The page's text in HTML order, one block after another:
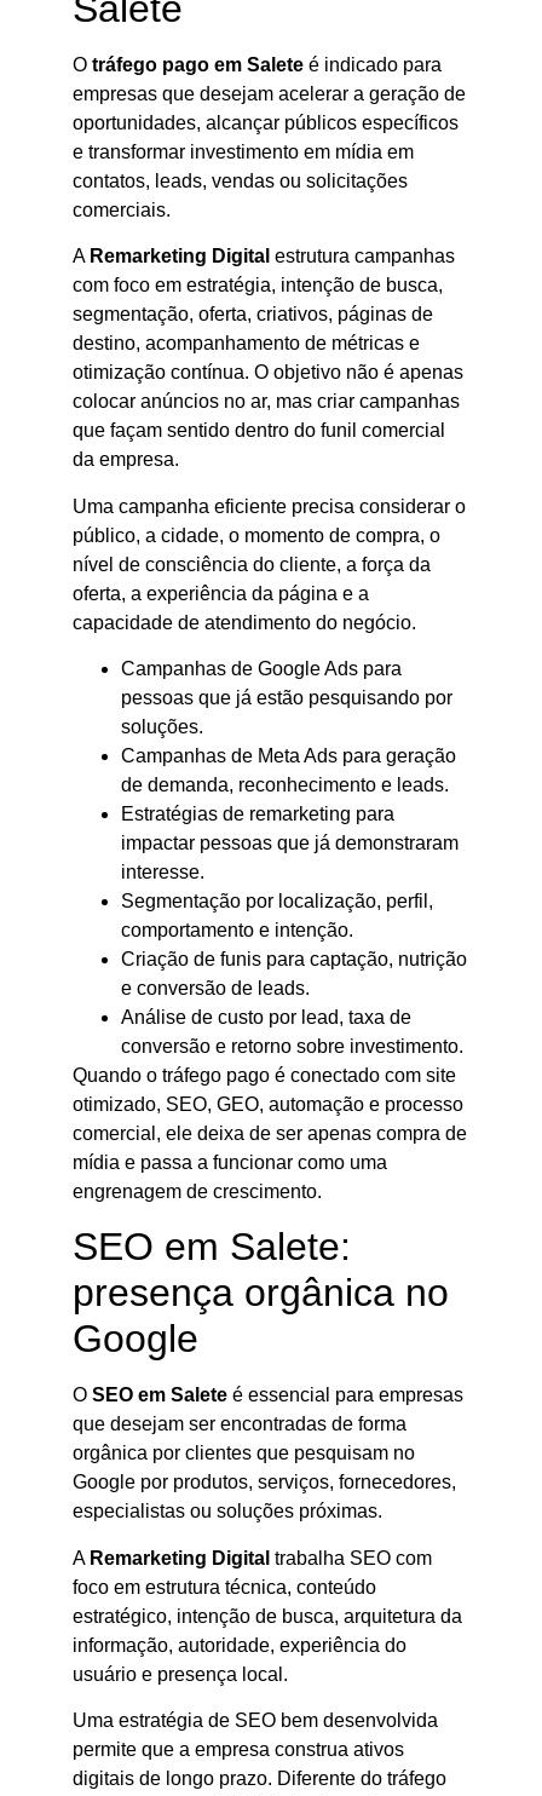
O tráfego pago em Salete é indicado para
empresas que desejam acelerar a geração de
oportunidades, alcançar públicos específicos
e transformar investimento em mídia em
contatos, leads, vendas ou solicitações
comerciais.
A Remarketing Digital estrutura campanhas
com foco em estratégia, intenção de busca,
segmentação, oferta, criativos, páginas de
destino, acompanhamento de métricas e
otimização contínua. O objetivo não é apenas
colocar anúncios no ar, mas criar campanhas
que façam sentido dentro do funil comercial
da empresa.
Uma campanha eficiente precisa considerar o
público, a cidade, o momento de compra, o
nível de consciência do cliente, a força da
oferta, a experiência da página e a
capacidade de atendimento do negócio.
Campanhas de Google Ads para
pessoas que já estão pesquisando por
soluções.
Campanhas de Meta Ads para geração
de demanda, reconhecimento e leads.
Estratégias de remarketing para
impactar pessoas que já demonstraram
interesse.
Segmentação por localização, perfil,
comportamento e intenção.
Criação de funis para captação, nutrição
e conversão de leads.
Análise de custo por lead, taxa de
conversão e retorno sobre investimento.
Quando o tráfego pago é conectado com site
otimizado, SEO, GEO, automação e processo
comercial, ele deixa de ser apenas compra de
mídia e passa a funcionar como uma
engrenagem de crescimento.
SEO em Salete:
presença orgânica no
Google
O SEO em Salete é essencial para empresas
que desejam ser encontradas de forma
orgânica por clientes que pesquisam no
Google por produtos, serviços, fornecedores,
especialistas ou soluções próximas.
A Remarketing Digital trabalha SEO com
foco em estrutura técnica, conteúdo
estratégico, intenção de busca, arquitetura da
informação, autoridade, experiência do
usuário e presença local.
Uma estratégia de SEO bem desenvolvida
permite que a empresa construa ativos
digitais de longo prazo. Diferente do tráfego